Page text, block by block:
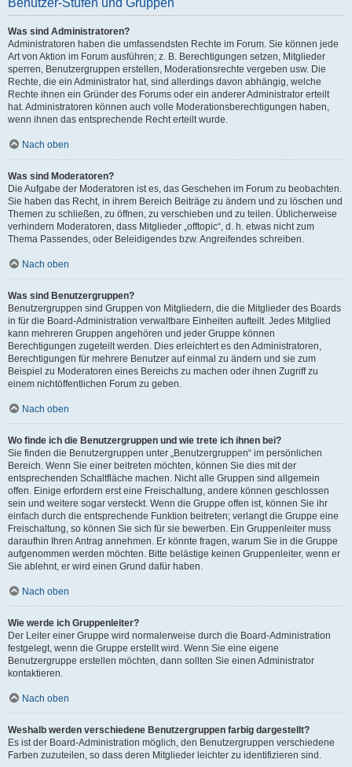
Benutzer-Stufen und Gruppen
Was sind Administratoren?
Administratoren haben die umfassendsten Rechte im Forum. Sie können jede
Art von Aktion im Forum ausführen; z. B. Berechtigungen setzen, Mitglieder
sperren, Benutzergruppen erstellen, Moderationsrechte vergeben usw. Die
Rechte, die ein Administrator hat, sind allerdings davon abhängig, welche
Rechte ihnen ein Gründer des Forums oder ein anderer Administrator erteilt
hat. Administratoren können auch volle Moderationsberechtigungen haben,
wenn ihnen das entsprechende Recht erteilt wurde.
Nach oben
Was sind Moderatoren?
Die Aufgabe der Moderatoren ist es, das Geschehen im Forum zu beobachten.
Sie haben das Recht, in ihrem Bereich Beiträge zu ändern und zu löschen und
Themen zu schließen, zu öffnen, zu verschieben und zu teilen. Üblicherweise
verhindern Moderatoren, dass Mitglieder „offtopic“, d. h. etwas nicht zum
Thema Passendes, oder Beleidigendes bzw. Angreifendes schreiben.
Nach oben
Was sind Benutzergruppen?
Benutzergruppen sind Gruppen von Mitgliedern, die die Mitglieder des Boards
in für die Board-Administration verwaltbare Einheiten aufteilt. Jedes Mitglied
kann mehreren Gruppen angehören und jeder Gruppe können
Berechtigungen zugeteilt werden. Dies erleichtert es den Administratoren,
Berechtigungen für mehrere Benutzer auf einmal zu ändern und sie zum
Beispiel zu Moderatoren eines Bereichs zu machen oder ihnen Zugriff zu
einem nichtöffentlichen Forum zu geben.
Nach oben
Wo finde ich die Benutzergruppen und wie trete ich ihnen bei?
Sie finden die Benutzergruppen unter „Benutzergruppen“ im persönlichen
Bereich. Wenn Sie einer beitreten möchten, können Sie dies mit der
entsprechenden Schaltfläche machen. Nicht alle Gruppen sind allgemein
offen. Einige erfordern erst eine Freischaltung, andere können geschlossen
sein und weitere sogar versteckt. Wenn die Gruppe offen ist, können Sie ihr
einfach durch die entsprechende Funktion beitreten; verlangt die Gruppe eine
Freischaltung, so können Sie sich für sie bewerben. Ein Gruppenleiter muss
daraufhin Ihren Antrag annehmen. Er könnte fragen, warum Sie in die Gruppe
aufgenommen werden möchten. Bitte belästige keinen Gruppenleiter, wenn er
Sie ablehnt, er wird einen Grund dafür haben.
Nach oben
Wie werde ich Gruppenleiter?
Der Leiter einer Gruppe wird normalerweise durch die Board-Administration
festgelegt, wenn die Gruppe erstellt wird. Wenn Sie eine eigene
Benutzergruppe erstellen möchten, dann sollten Sie einen Administrator
kontaktieren.
Nach oben
Weshalb werden verschiedene Benutzergruppen farbig dargestellt?
Es ist der Board-Administration möglich, den Benutzergruppen verschiedene
Farben zuzuteilen, so dass deren Mitglieder leichter zu identifizieren sind.